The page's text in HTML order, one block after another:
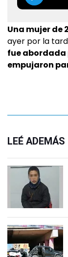
Una mujer de
ayer por la
fue abordada
empujaron
LEÉ ADEMÁS